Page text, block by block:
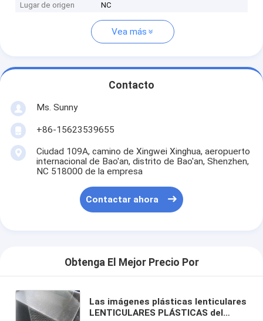
Lugar de origen NC
Vea más
Contacto
Ms. Sunny
+86-15623539655
Ciudad 109A, camino de Xingwei Xinghua, aeropuerto
internacional de Bao'an, distrito de Bao'an, Shenzhen,
NC 518000 de la empresa
Contactar ahora
Obtenga El Mejor Precio Por
Las imágenes plásticas lenticulares
LENTICULARES PLÁSTICAS del